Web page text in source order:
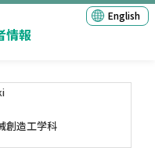
情報
English
創造工学科